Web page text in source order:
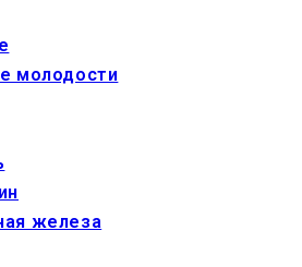
молодости
железа